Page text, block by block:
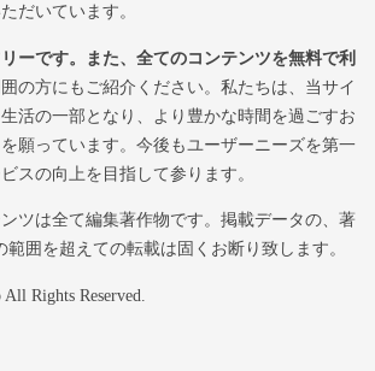
だいています。
ーです。また、全てのコンテンツを無料で利
の方にもご紹介ください。私たちは、当サイ
活の一部となり、より豊かな時間を過ごすお
願っています。今後もユーザーニーズを第一
スの向上を目指して参ります。
ツは全て編集著作物です。掲載データの、著
囲を超えての転載は固くお断り致します。
Rights Reserved.